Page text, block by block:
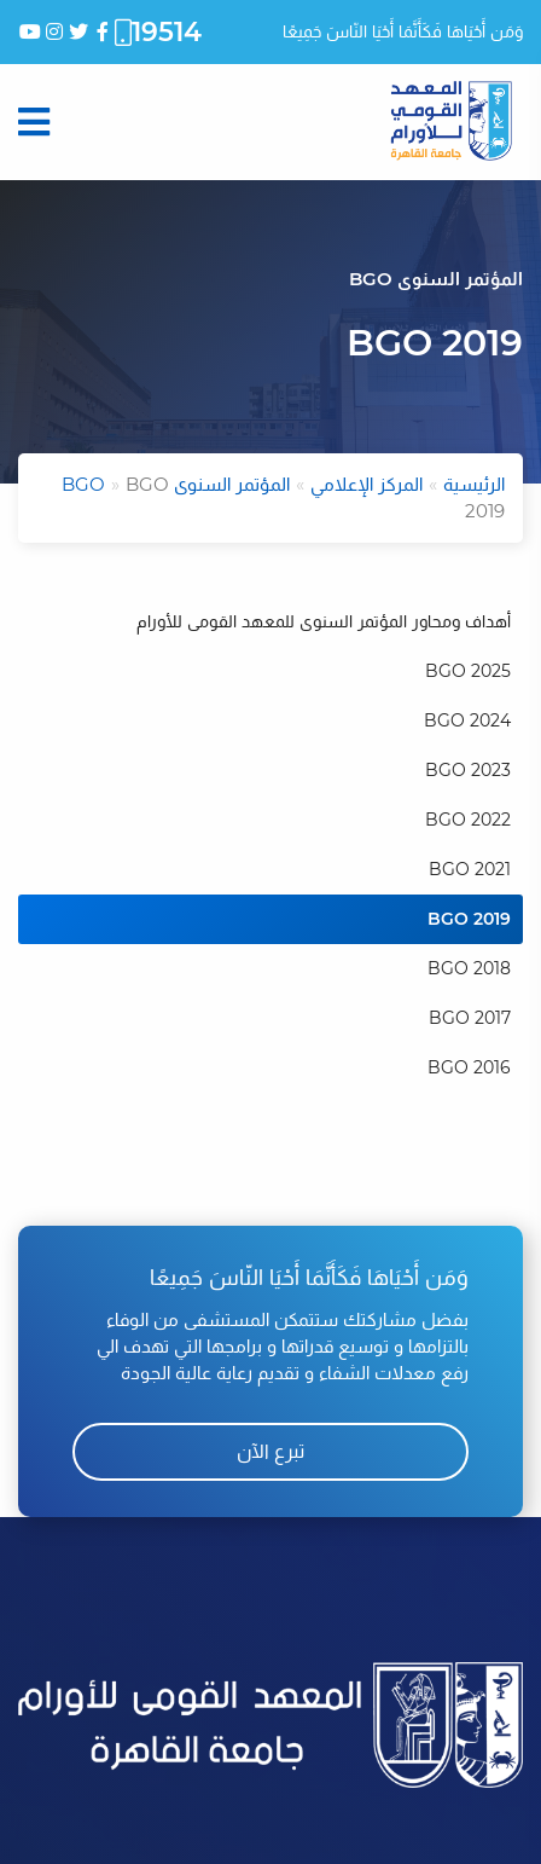
وَمَن أَحْيَاهَا فَكَأَنَّمَا أَحْيَا النّاسَ جَمِيعًا 19514
المؤتمر السنوى BGO
BGO 2019
الرئيسية المركز الإعلامي المؤتمر السنوى BGO BGO
2019
أهداف ومحاور المؤتمر السنوى للمعهد القومى للأورام
BGO 2025
BGO 2024
BGO 2023
BGO 2022
BGO 2021
BGO 2019
BGO 2018
BGO 2017
BGO 2016
وَمَن أَحْيَاهَا فَكَأَنَّمَا أَحْيَا النّاسَ جَمِيعًا
بفضل مشاركتك ستتمكن المستشفى من الوفاء
بالتزامها و توسيع قدراتها و برامجها التي تهدف الي
رفع معدلات الشفاء و تقديم رعاية عالية الجودة
تبرع الآن